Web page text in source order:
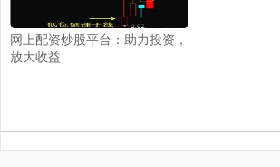
网上配资炒股平台：助力投资，
放大收益